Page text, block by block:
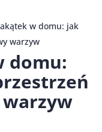
w domu: jak
warzyw
domu: